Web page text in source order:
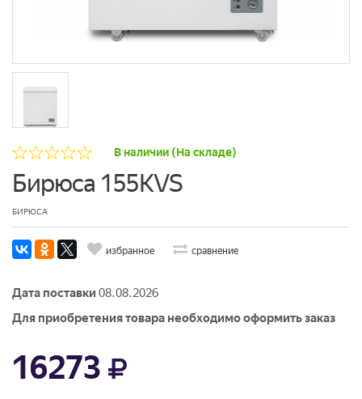
В наличии (На складе)
Бирюса 155KVS
БИРЮСА
избранное сравнение
Дата поставки 08.08.2026
Для приобретения товара необходимо оформить заказ
16273